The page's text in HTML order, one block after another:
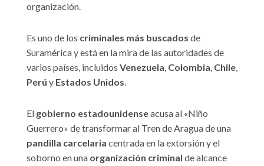
organización.
Es uno de los criminales más buscados de
Suramérica y está en la mira de las autoridades de
varios países, incluidos Venezuela, Colombia, Chile,
Perú y Estados Unidos.
El gobierno estadounidenseacusa al «Niño
Guerrero» de transformar al Tren de Aragua de una
pandilla carcelaria centrada en la extorsión y el
soborno en una organización criminal de alcance